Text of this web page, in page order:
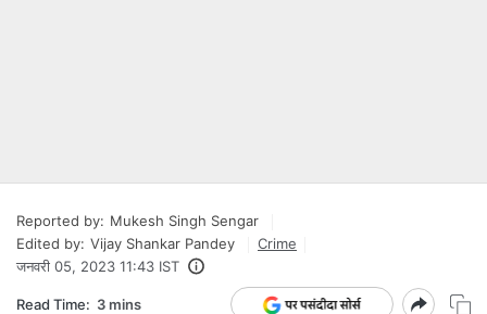
Reported by: Mukesh Singh Sengar
Edited by: Vijay Shankar Pandey
Crime
जनवरी 05, 2023 11:43 IST
Read Time: 3 mins